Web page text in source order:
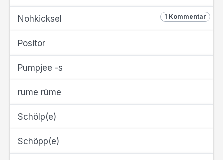
1 Kommentar
Nohkicksel
Positor
Pumpjee -s
rume rüme
Schölp(e)
Schöpp(e)